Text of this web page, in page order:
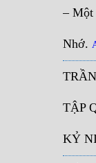
–
Nhớ.
TẬP
KỶ